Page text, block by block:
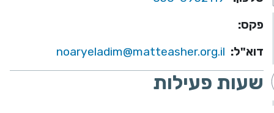
פקס:
דוא"ל: noaryeladim@matteasher.org.il
שעות פעילות